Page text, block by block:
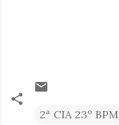
2ª CIA 23º BPM